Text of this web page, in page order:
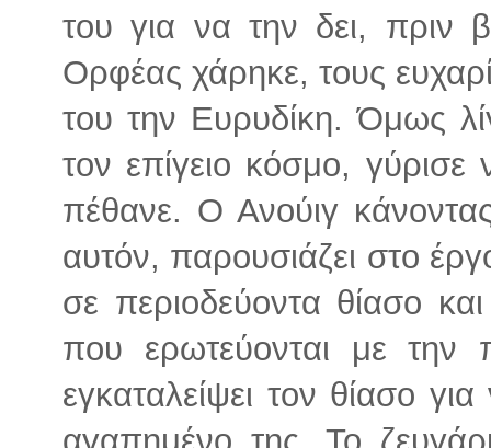
του για να την δει,
Ορφέας χάρηκε, τους
του την Ευρυδίκη. Όμως
τον επίγειο κόσμο, γύρισε
πέθανε. Ο Ανούιγ
αυτόν, παρουσιάζει στο
σε περιοδεύοντα θίασο
που ερωτεύονται με
εγκαταλείψει τον θίασο
αγαπημένο της. Το